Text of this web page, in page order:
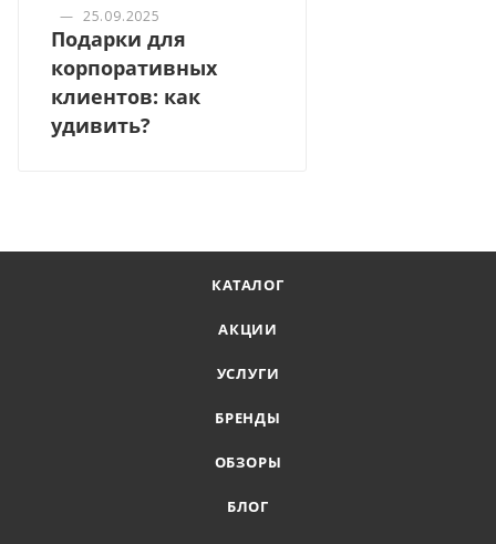
— 25.09.2025
Подарки для
корпоративных
клиентов: как
удивить?
КАТАЛОГ
АКЦИИ
УСЛУГИ
БРЕНДЫ
ОБЗОРЫ
БЛОГ